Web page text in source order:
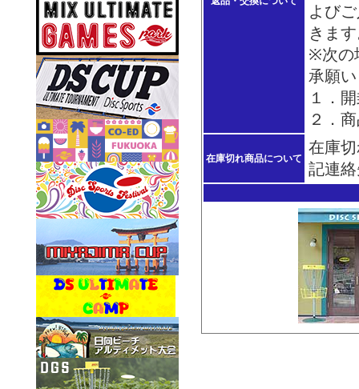
よび
きま
※次の
承願
１．
２．
在庫切れ商品について
在庫
記連